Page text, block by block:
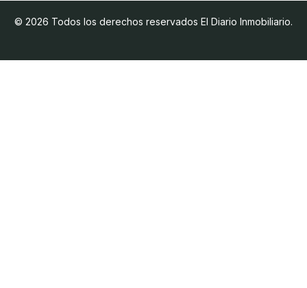
© 2026 Todos los derechos reservados El Diario Inmobiliario.